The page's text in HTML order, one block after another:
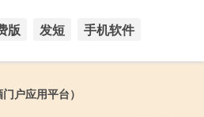
版 发短 手机软件
户应用平台）